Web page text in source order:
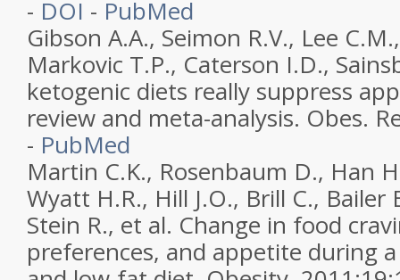
- DOI - PubMed
Gibson A.A., Seimon R.V., Lee
Markovic T.P., Caterson I.D.,
ketogenic diets really suppress
review and meta-analysis. Obes.
- PubMed
Martin C.K., Rosenbaum D., Han
Wyatt H.R., Hill J.O., Brill C., Bailer
Stein R., et al. Change in food
preferences, and appetite during